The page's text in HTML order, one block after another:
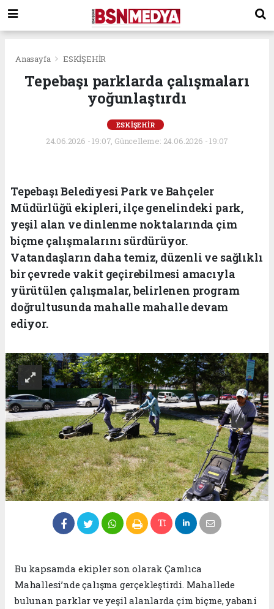
Anasayfa ESKİŞEHİR
Tepebaşı parklarda çalışmaları
yoğunlaştırdı
ESKİŞEHİR
24.06.2026 - 19:07, Güncelleme: 24.06.2026 - 19:07
Tepebaşı Belediyesi Park ve Bahçeler
Müdürlüğü ekipleri, ilçe genelindeki park,
yeşil alan ve dinlenme noktalarında çim
biçme çalışmalarını sürdürüyor.
Vatandaşların daha temiz, düzenli ve sağlıklı
bir çevrede vakit geçirebilmesi amacıyla
yürütülen çalışmalar, belirlenen program
doğrultusunda mahalle mahalle devam
ediyor.
Bu kapsamda ekipler son olarak Çamlıca
Mahallesi’nde çalışma gerçekleştirdi. Mahallede
bulunan parklar ve yeşil alanlarda çim biçme, yabani